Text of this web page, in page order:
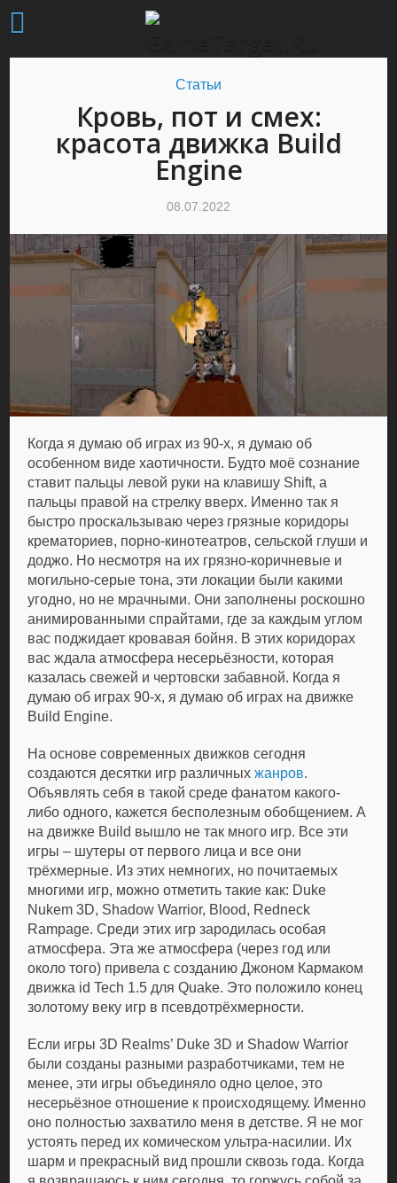
Статьи
Кровь, пот и смех:
красота движка Build
Engine
08.07.2022
Когда я думаю об играх из 90-х, я думаю об
особенном виде хаотичности. Будто моё сознание
ставит пальцы левой руки на клавишу Shift, а
пальцы правой на стрелку вверх. Именно так я
быстро проскальзываю через грязные коридоры
крематориев, порно-кинотеатров, сельской глуши и
доджо. Но несмотря на их грязно-коричневые и
могильно-серые тона, эти локации были какими
угодно, но не мрачными. Они заполнены роскошно
анимированными спрайтами, где за каждым углом
вас поджидает кровавая бойня. В этих коридорах
вас ждала атмосфера несерьёзности, которая
казалась свежей и чертовски забавной. Когда я
думаю об играх 90-х, я думаю об играх на движке
Build Engine.
На основе современных движков сегодня
создаются десятки игр различныхжанров.
Объявлять себя в такой среде фанатом какого-
либо одного, кажется бесполезным обобщением. А
на движке Build вышло не так много игр. Все эти
игры – шутеры от первого лица и все они
трёхмерные. Из этих немногих, но почитаемых
многими игр, можно отметить такие как: Duke
Nukem 3D, Shadow Warrior, Blood, Redneck
Rampage. Среди этих игр зародилась особая
атмосфера. Эта же атмосфера (через год или
около того) привела с созданию Джоном Кармаком
движка id Tech 1.5 для Quake. Это положило конец
золотому веку игр в псевдотрёхмерности.
Если игры 3D Realms’ Duke 3D и Shadow Warrior
были созданы разными разработчиками, тем не
менее, эти игры объединяло одно целое, это
несерьёзное отношение к происходящему. Именно
оно полностью захватило меня в детстве. Я не мог
устоять перед их комическом ультра-насилии. Их
шарм и прекрасный вид прошли сквозь года. Когда